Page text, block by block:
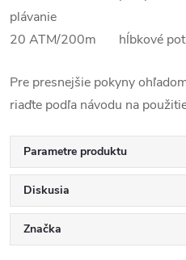
plávanie
20 ATM/200m hĺbkové
Pre presnejšie pokyny
riaďte podľa návodu na
Parametre produktu
Diskusia
Značka